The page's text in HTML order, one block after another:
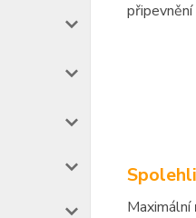
Maximální